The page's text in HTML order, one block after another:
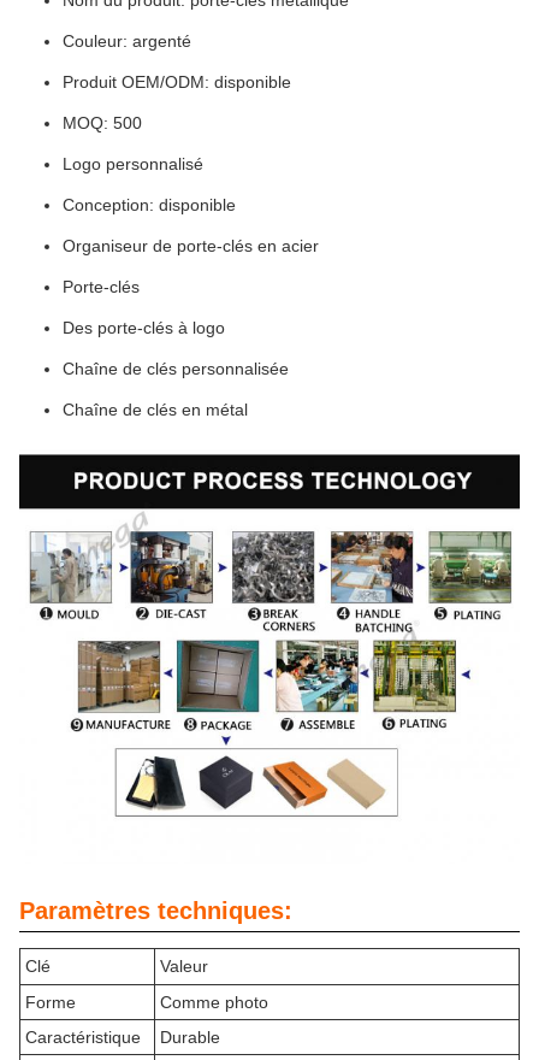
Couleur: argenté
Produit OEM/ODM: disponible
MOQ: 500
Logo personnalisé
Conception: disponible
Organiseur de porte-clés en acier
Porte-clés
Des porte-clés à logo
Chaîne de clés personnalisée
Chaîne de clés en métal
Paramètres techniques:
Clé
Valeur
Forme
Comme photo
Caractéristique
Durable